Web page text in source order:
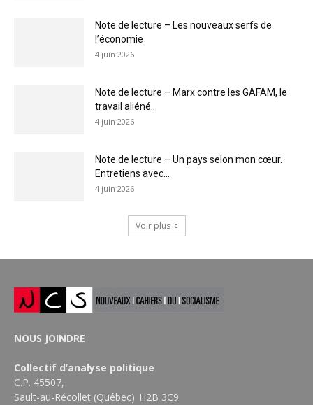
Note de lecture – Les nouveaux serfs de
l’économie
4 juin 2026
Note de lecture – Marx contre les GAFAM, le
travail aliéné...
4 juin 2026
Note de lecture – Un pays selon mon cœur.
Entretiens avec...
4 juin 2026
Voir plus
NOUS JOINDRE
Collectif d’analyse politique
C.P. 45507,
Sault-au-Récollet (Québec) H2B 3C9